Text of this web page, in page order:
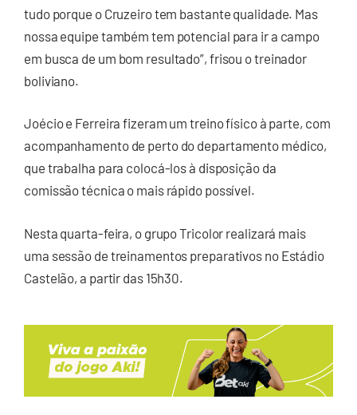
tudo porque o Cruzeiro tem bastante qualidade. Mas
nossa equipe também tem potencial para ir a campo
em busca de um bom resultado”, frisou o treinador
boliviano.
Joécio e Ferreira fizeram um treino físico à parte, com
acompanhamento de perto do departamento médico,
que trabalha para colocá-los à disposição da
comissão técnica o mais rápido possível.
Nesta quarta-feira, o grupo Tricolor realizará mais
uma sessão de treinamentos preparativos no Estádio
Castelão, a partir das 15h30.